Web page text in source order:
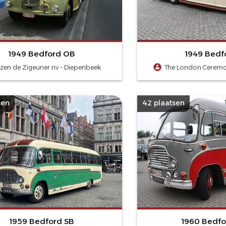
1949 Bedford OB
de Zigeuner nv - Diepenbeek
1949
The London
1959 Bedford SB
42 plaatsen
1960